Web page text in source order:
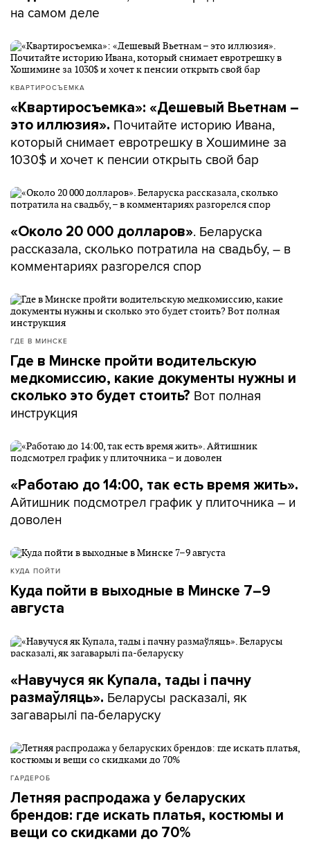
на самом деле
КВАРТИРОСЪЕМКА
«Квартиросъемка»: «Дешевый Вьетнам –
это иллюзия». Почитайте историю Ивана,
который снимает евротрешку в Хошимине за
1030$ и хочет к пенсии открыть свой бар
«Около 20 000 долларов». Беларуска
рассказала, сколько потратила на свадьбу, – в
комментариях разгорелся спор
ГДЕ В МИНСКЕ
Где в Минске пройти водительскую
медкомиссию, какие документы нужны и
сколько это будет стоить? Вот полная
инструкция
«Работаю до 14:00, так есть время жить».
Айтишник подсмотрел график у плиточника – и
доволен
КУДА ПОЙТИ
Куда пойти в выходные в Минске 7–9
августа
«Навучуся як Купала, тады і пачну
размаўляць». Беларусы расказалі, як
загаварылі па-беларуску
ГАРДЕРОБ
Летняя распродажа у беларуских
брендов: где искать платья, костюмы и
вещи со скидками до 70%